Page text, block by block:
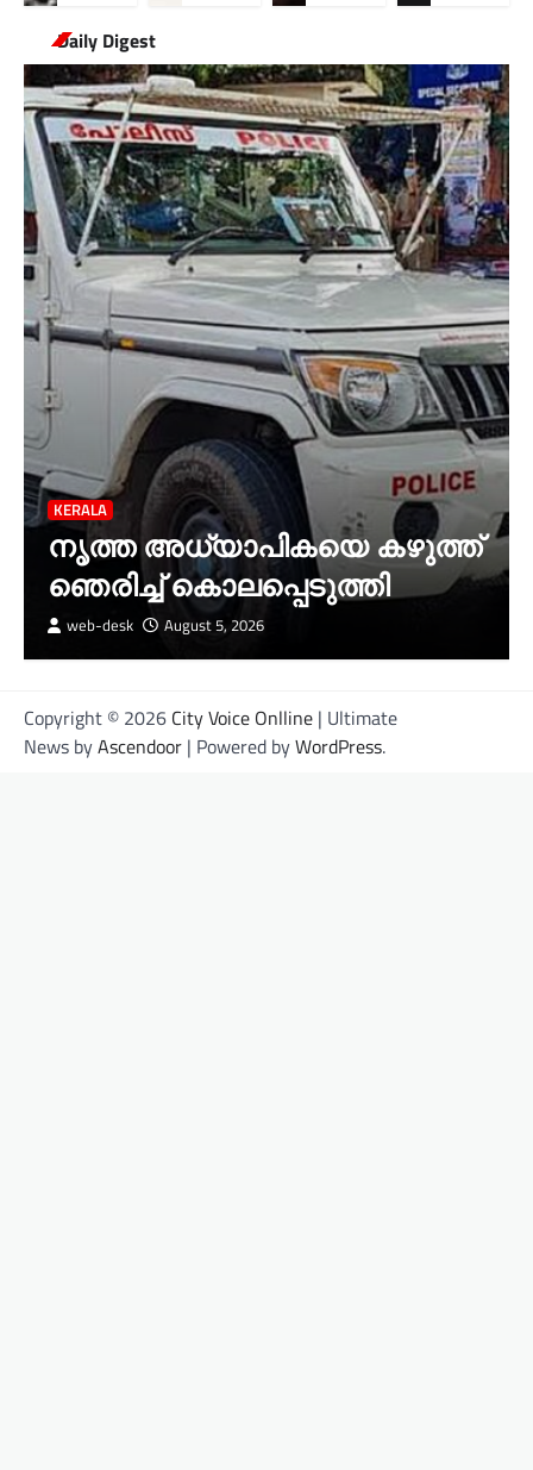
Daily Digest
KERALA
നൃത്ത അധ്യാപികയെ കഴുത്ത്
ഞെരിച്ച് കൊലപ്പെടുത്തി
web-desk August 5, 2026
Copyright © 2026 City Voice Onlline | Ultimate
News byAscendoor | Powered byWordPress.